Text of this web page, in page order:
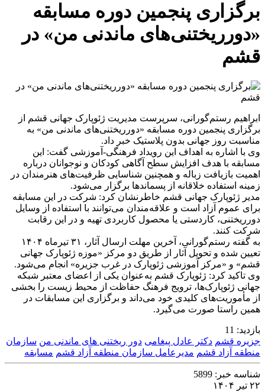
برگزاری پنجمین دوره مسابقه
«دورریختنی‌های ماندنی من» در
قشم
ابراهیم رستم‌گورانی، سرپرست مدیریت ژئوپارک جهانی قشم از
برگزاری پنجمین دوره مسابقه «دورریختنی‌های ماندنی من» به
مناسبت روز جهانی بدون پلاستیک خبر داد.
وی با اشاره به اهداف این رویداد فرهنگی-آموزشی گفت: این
مسابقه با هدف افزایش سطح آگاهی کودکان و نوجوانان درباره
اهمیت بازیافت زباله و همچنین شناسایی ظرفیت‌های هنرمندان در
زمینه استفاده خلاقانه از پسماندها برگزار می‌شود.
مدیر ژئوپارک جهانی قشم خاطرنشان کرد: شرکت در این مسابقه
برای عموم آزاد است و علاقه‌مندان می‌توانند با استفاده از وسایل
دورریختنی، کاردستی یا محصول کاربردی تهیه و در این رقابت
شرکت کنند.
به گفته رستم‌گورانی، آخرین مهلت ارسال آثار، ۳۱ تیرماه ۱۴۰۴
تعیین شده و تحویل آثار از طریق دو مرکز «موزه ژئوپارک جهانی
قشم» و «مرکز آموزشی ژئوپارک در غرب جزیره» انجام می‌شود.
وی تاکید کرد: ژئوپارک قشم به‌عنوان یکی از اعضای معتبر شبکه
جهانی ژئوپارک‌ها، ترویج فرهنگ حفاظت از محیط‌ زیست را بخشی
از مأموریت‌های کلیدی خود می‌داند و برگزاری این مسابقات در
همین راستا صورت می‌گیرد.
بازدید: 11
جزیره قشم دکتر عادل پیغامی دور ریختنی های ماندنی من سازمان
منطقه آزاد قشم مدیرعامل سازمان منطقه آزاد قشم مسابقه
شناسه خبر:
۲۲ تیر ۱۴۰۴